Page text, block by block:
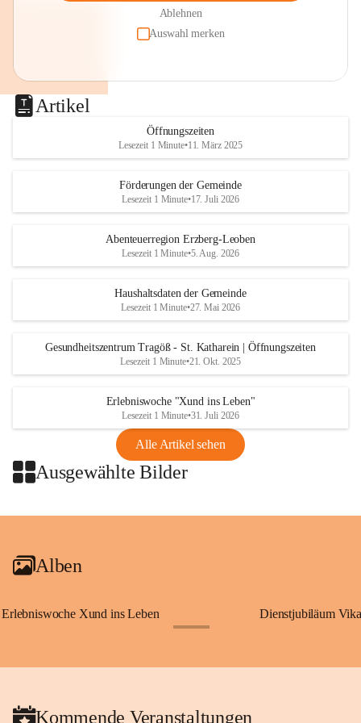
Ablehnen
Auswahl merken
Artikel
Öffnungszeiten
Lesezeit 1 Minute•11. März 2025
Förderungen der Gemeinde
Lesezeit 1 Minute•17. Juli 2026
Abenteuerregion Erzberg-Leoben
Lesezeit 1 Minute•5. Aug. 2026
Haushaltsdaten der Gemeinde
Lesezeit 1 Minute•27. Mai 2026
Gesundheitszentrum Tragöß - St. Katharein | Öffnungszeiten
Lesezeit 1 Minute•21. Okt. 2025
Erlebniswoche "Xund ins Leben"
Lesezeit 1 Minute•31. Juli 2026
Alle Artikel sehen
Ausgewählte Bilder
+2
Alben
Erlebniswoche Xund ins Leben Dienstjubiläum
Kommende Veranstaltungen